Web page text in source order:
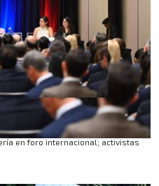
en foro internacional; activistas